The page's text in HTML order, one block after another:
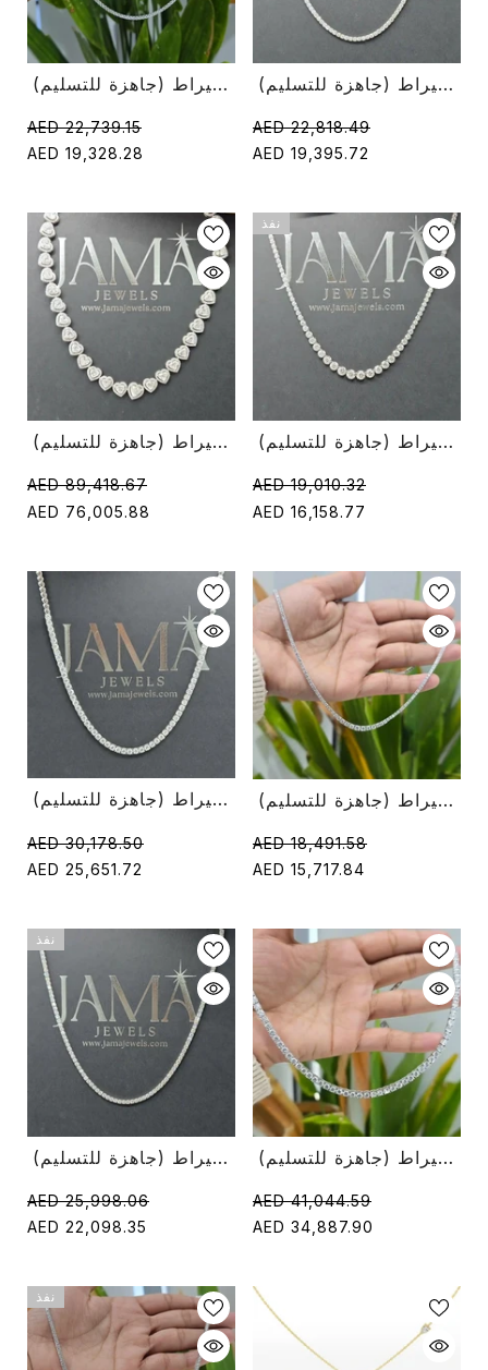
قلادة التنس الكلاسيكية المصنوعة من الماس بقطع دائري 10.05 قيراط (جاهزة للتسليم)
AED 22,739.15
AED 19,328.28
قلادة تنس دائرية من الألماس عيار 10.10 قيراط (جاهزة للتسليم)
AED 22,818.49
AED 19,395.72
قلادة ألماس مقطوعة على شكل قلب 37.35 قيراط (جاهزة للتسليم)
AED 89,418.67
AED 76,005.88
نفذ
قلادة تنس من الألماس المتدرج 5.40 قيراط (جاهزة للتسليم)
AED 19,010.32
AED 16,158.77
قلادة تنس ألماس مستديرة 11.50 قيراط (جاهزة للتسليم)
AED 30,178.50
AED 25,651.72
قلادة تنس ألماس مستديرة 5.85 قيراط (جاهزة للتسليم)
AED 18,491.58
AED 15,717.84
نفذ
قلادة تنس دائرية من الألماس عيار 12 قيراط (جاهزة للتسليم)
AED 25,998.06
AED 22,098.35
قلادة تنس ألماس مختبر 26.35 قيراط (جاهزة للتسليم)
AED 41,044.59
AED 34,887.90
نفذ